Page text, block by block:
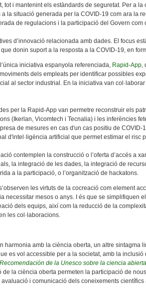
tot i mantenint els estàndards de seguretat. Per a
la situació generada per la COVID-19 com ara la
de regulacions i la participació del Govern com
d’innovació relacionada amb dades. El focus
donin suport a la resposta a la COVID-19, en
iniciativa espanyola referenciada, Rapid-App,
dels empleats per identificar possibles
al sector industrial. En la iniciativa van
per la Rapid-App van permetre reconstruir els
(Ikerlan, Vicomtech i Tecnalia) i les inferències
de mesures en cas d'un cas positiu de
d'intel·ligència artificial que permet estimar el risc
contemplen la construcció o l’oferta d’accés a
la integració de les dades, la integració de
a la participació, o l’organització de hackatons.
les virtuts de la cocreació com element
necessitar mesos o anys. I és que se simplifiquen
dels equips, així com la reducció de la
les col·laboracions.
harmonia amb la ciència oberta, un altre sintagma
es vol accessible per a la societat, amb la
Recomendación de la Unesco sobre la ciencia abierta
de la ciència oberta permeten la participació de
i comunicació dels coneixements